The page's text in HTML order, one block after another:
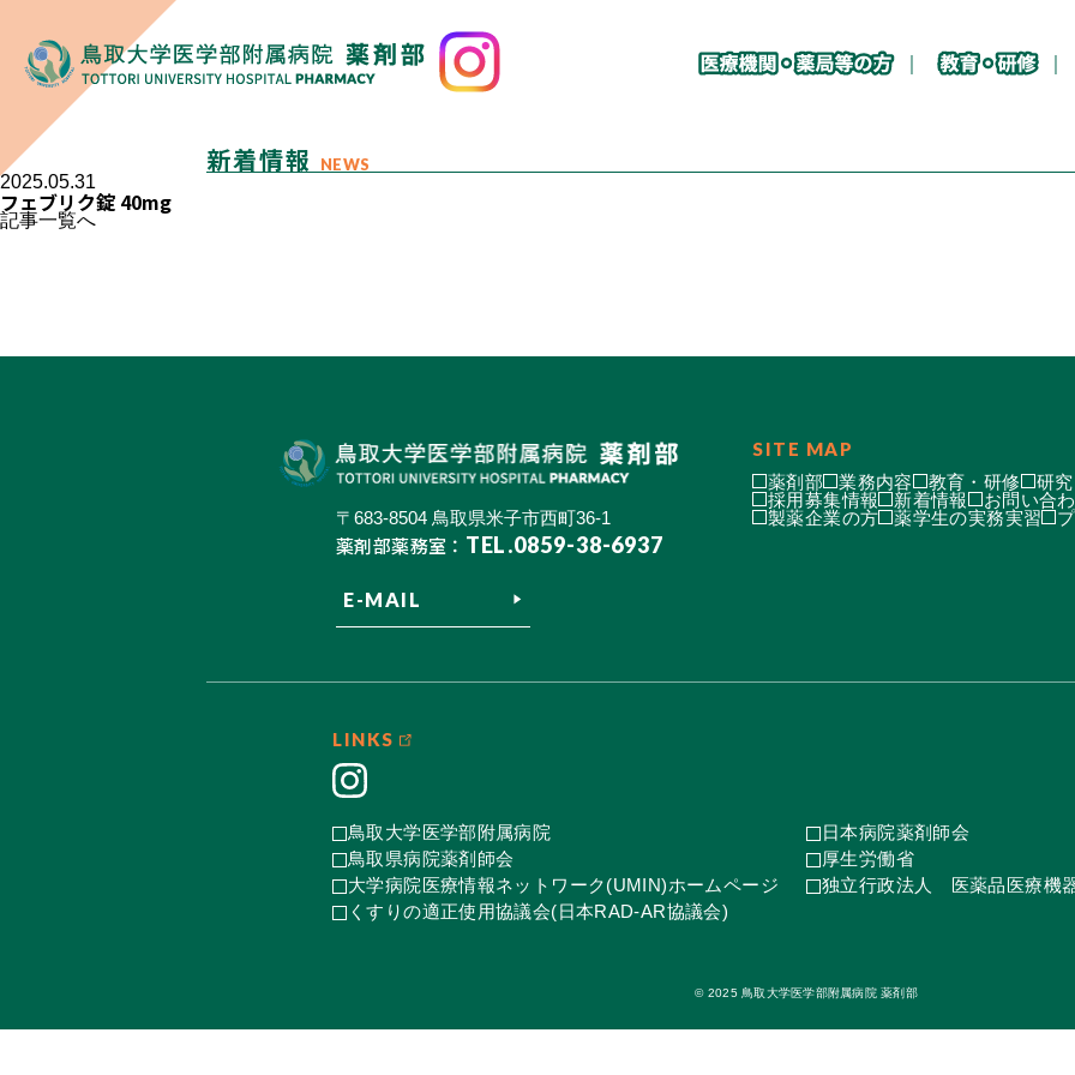
新着情報 NEWS
2025.05.31
フェブリク錠 40mg
記事一覧へ
〒683-8504 鳥取県米子市西町36-1
薬剤部薬務室： TEL.0859-38-6937
E-MAIL
SITE MAP
薬剤部 業務内容 教育・研修 研
採用募集情報
新着情報 お問い合
製薬企業の方
薬学生の実務実習
LINKS
鳥取大学医学部附属病院
日本病院薬剤師会
鳥取県病院薬剤師会
厚生労働省
大学病院医療情報ネットワーク(UMIN)ホームページ
独立行政法人 医薬品医療機
くすりの適正使用協議会(日本RAD-AR協議会)
© 2025 鳥取大学医学部附属病院 薬剤部